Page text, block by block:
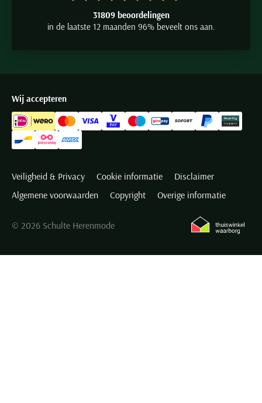
31809 beoordelingen
in de laatste 12 maanden 96% beveelt ons aan.
Wij accepteren
Veiligheid & Privacy Cookie informatie
Disclaimer
Algemene voorwaarden
Copyright Overige informatie
© 2026 Schulte Herenmode